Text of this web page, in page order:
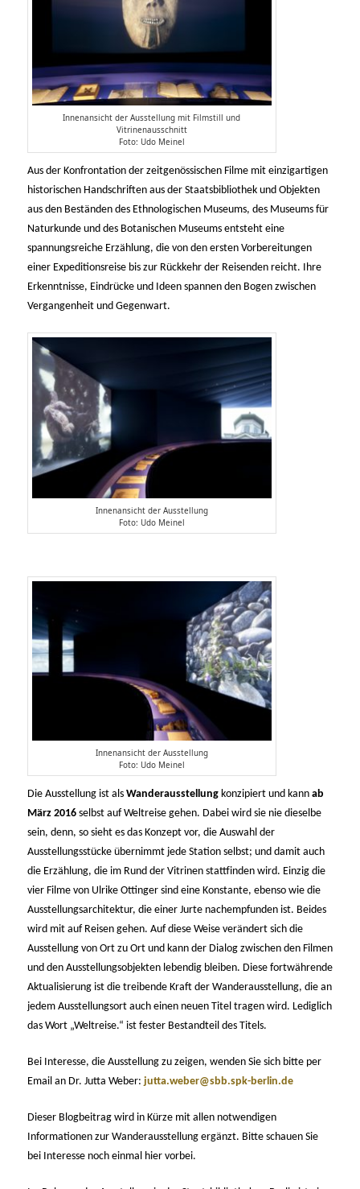
Innenansicht der Ausstellung mit Filmstill und
Vitrinenausschnitt
Foto: Udo Meinel
Aus der Konfrontation der zeitgenössischen Filme mit einzigartigen
historischen Handschriften aus der Staatsbibliothek und Objekten
aus den Beständen des Ethnologischen Museums, des Museums für
Naturkunde und des Botanischen Museums entsteht eine
spannungsreiche Erzählung, die von den ersten Vorbereitungen
einer Expeditionsreise bis zur Rückkehr der Reisenden reicht. Ihre
Erkenntnisse, Eindrücke und Ideen spannen den Bogen zwischen
Vergangenheit und Gegenwart.
Innenansicht der Ausstellung
Foto: Udo Meinel
Innenansicht der Ausstellung
Foto: Udo Meinel
Die Ausstellung ist als Wanderausstellungkonzipiert und kann ab
März 2016selbst auf Weltreise gehen. Dabei wird sie nie dieselbe
sein, denn, so sieht es das Konzept vor, die Auswahl der
Ausstellungsstücke übernimmt jede Station selbst; und damit auch
die Erzählung, die im Rund der Vitrinen stattfinden wird. Einzig die
vier Filme von Ulrike Ottinger sind eine Konstante, ebenso wie die
Ausstellungsarchitektur, die einer Jurte nachempfunden ist. Beides
wird mit auf Reisen gehen. Auf diese Weise verändert sich die
Ausstellung von Ort zu Ort und kann der Dialog zwischen den Filmen
und den Ausstellungsobjekten lebendig bleiben. Diese fortwährende
Aktualisierung ist die treibende Kraft der Wanderausstellung, die an
jedem Ausstellungsort auch einen neuen Titel tragen wird. Lediglich
das Wort „Weltreise.“ ist fester Bestandteil des Titels.
Bei Interesse, die Ausstellung zu zeigen, wenden Sie sich bitte per
Email an Dr. Jutta Weber: jutta.weber@sbb.spk-berlin.de
Dieser Blogbeitrag wird in Kürze mit allen notwendigen
Informationen zur Wanderausstellung ergänzt. Bitte schauen Sie
bei Interesse noch einmal hier vorbei.